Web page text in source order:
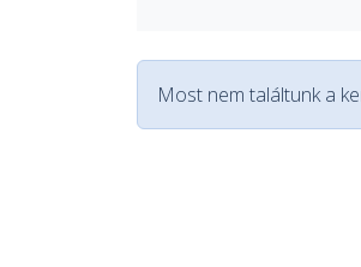
Most nem találtunk a